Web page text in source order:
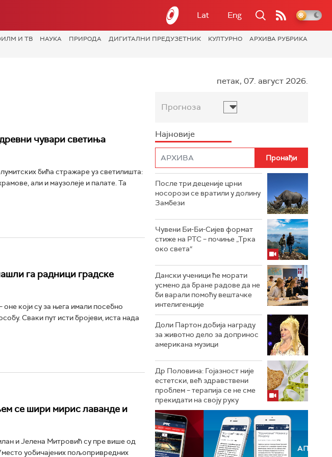
Lat Eng
И ТВ НАУКА ПРИРОДА ДИГИТАЛНИ ПРЕДУЗЕТНИК КУЛТУРНО
АРХИВА РУБРИКА
чувари светиња
бића стражаре уз светилишта:
али и маузолеје и палате. Та
га радници градске
оне који су за њега имали посебно
Сваки пут исти бројеви, иста нада
се шири мирис лаванде и
и Јелена Митровић су пре више од
уобичајених пољопривредних
петак, 07. август 2026.
Прогноза
Најновије
После три деценије црни
носорози се вратили у долину
Замбези
Чувени Би-Би-Сијев формат
стиже на РТС – почиње „Трка
око света“
Дански ученици ће морати
усмено да бране радове да не
би варали помоћу вештачке
интелигенције
Доли Партон добија награду
за животно дело за допринос
американа музици
Др Половина: Гојазност није
естетски, већ здравствени
проблем – терапија се не сме
прекидати на своју руку